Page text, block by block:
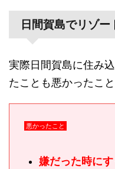
日間賀島でリゾ
実際日間賀島に住み
たことも悪かったこ
悪かったこと
嫌だった時に